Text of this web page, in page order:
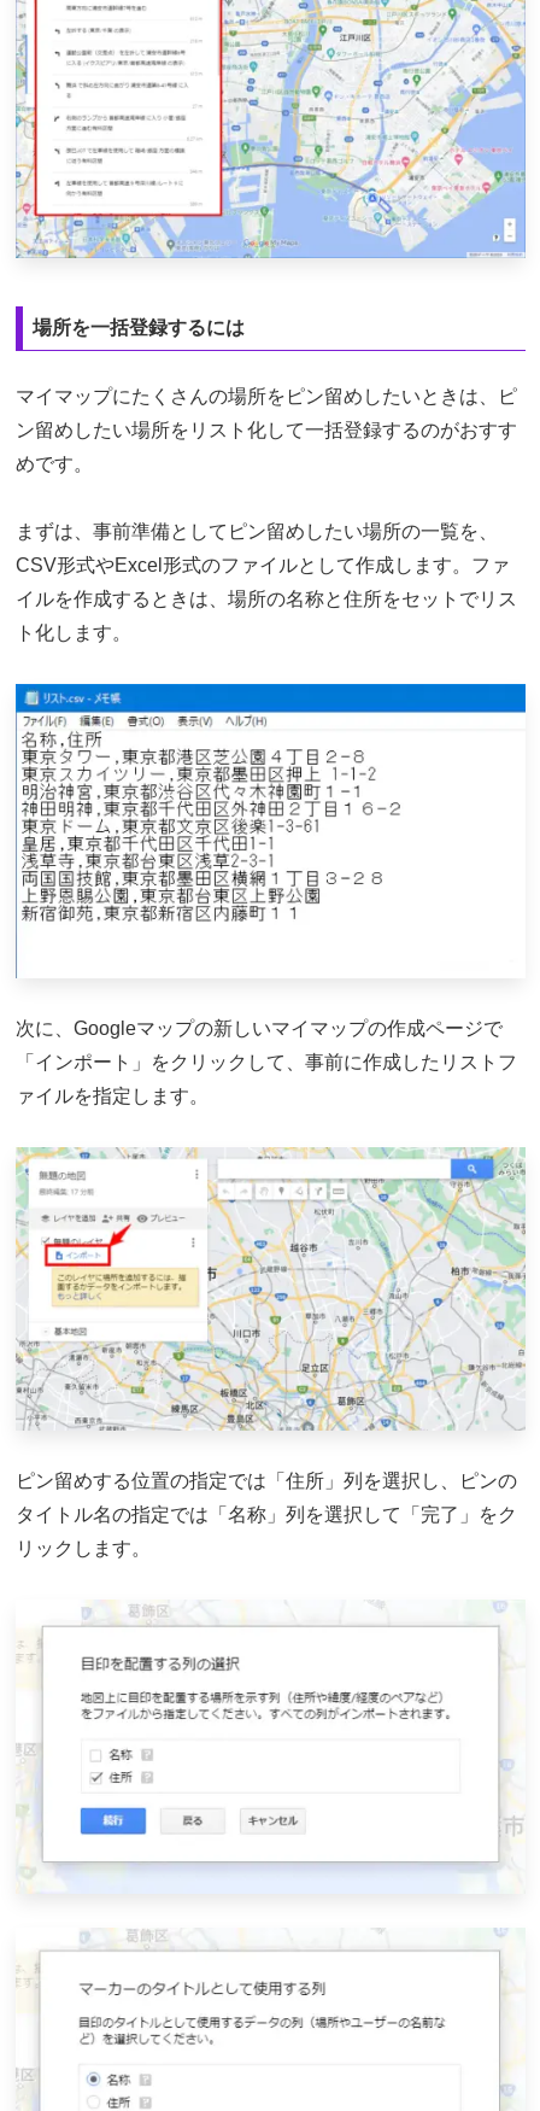
場所を一括登録するには
マイマップにたくさんの場所をピン留めしたいときは、ピ
ン留めしたい場所をリスト化して一括登録するのがおすす
めです。
まずは、事前準備としてピン留めしたい場所の一覧を、
CSV形式やExcel形式のファイルとして作成します。ファ
イルを作成するときは、場所の名称と住所をセットでリス
ト化します。
次に、Googleマップの新しいマイマップの作成ページで
「インポート」をクリックして、事前に作成したリストフ
ァイルを指定します。
ピン留めする位置の指定では「住所」列を選択し、ピンの
タイトル名の指定では「名称」列を選択して「完了」をク
リックします。